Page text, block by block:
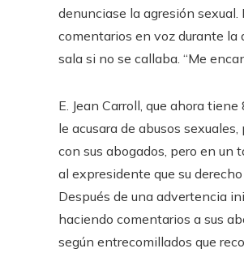
denunciase la agresión
comentarios en voz durante la
sala si no se callaba. “Me
E. Jean Carroll, que ahora
le acusara de abusos
con sus abogados, pero en un
al expresidente que su
Después de una advertencia
haciendo comentarios a sus
según entrecomillados que